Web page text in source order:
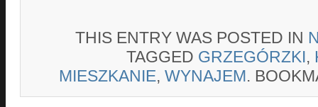
THIS ENTRY WAS POSTED IN
TAGGED GRZEGÓRZKI,
MIESZKANIE, WYNAJEM.